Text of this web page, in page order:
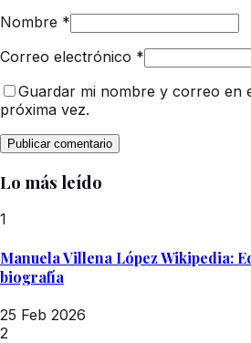
Nombre *
Correo electrónico *
Guardar mi nombre y correo en
próxima vez.
Lo más leído
1
Manuela Villena López Wikipedia:
biografía
25 Feb 2026
2